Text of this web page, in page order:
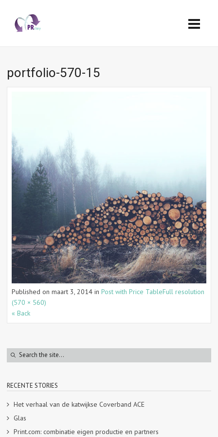
portfolio-570-15
Published on maart 3, 2014 in Post with Price TableFull resolution
(570 × 560)
« Back
RECENTE STORIES
Het verhaal van de katwijkse Coverband ACE
Glas
Print.com: combinatie eigen productie en partners